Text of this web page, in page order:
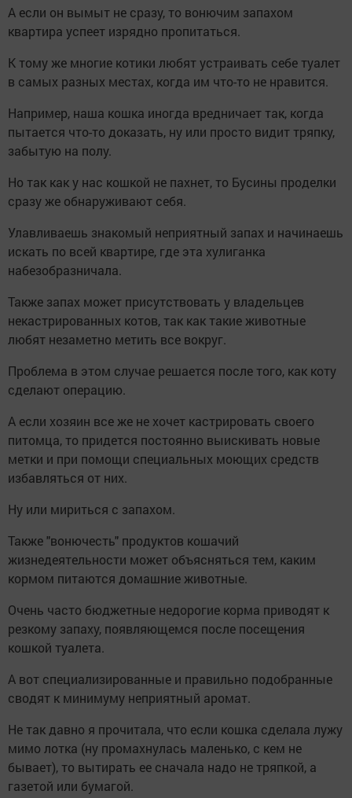
А если он вымыт не сразу, то вонючим запахом
квартира успеет изрядно пропитаться.
К тому же многие котики любят устраивать себе туалет
в самых разных местах, когда им что-то не нравится.
Например, наша кошка иногда вредничает так, когда
пытается что-то доказать, ну или просто видит тряпку,
забытую на полу.
Но так как у нас кошкой не пахнет, то Бусины проделки
сразу же обнаруживают себя.
Улавливаешь знакомый неприятный запах и начинаешь
искать по всей квартире, где эта хулиганка
набезобразничала.
Также запах может присутствовать у владельцев
некастрированных котов, так как такие животные
любят незаметно метить все вокруг.
Проблема в этом случае решается после того, как коту
сделают операцию.
А если хозяин все же не хочет кастрировать своего
питомца, то придется постоянно выискивать новые
метки и при помощи специальных моющих средств
избавляться от них.
Ну или мириться с запахом.
Также "вонючесть" продуктов кошачий
жизнедеятельности может объясняться тем, каким
кормом питаются домашние животные.
Очень часто бюджетные недорогие корма приводят к
резкому запаху, появляющемся после посещения
кошкой туалета.
А вот специализированные и правильно подобранные
сводят к минимуму неприятный аромат.
Не так давно я прочитала, что если кошка сделала лужу
мимо лотка (ну промахнулась маленько, с кем не
бывает), то вытирать ее сначала надо не тряпкой, а
газетой или бумагой.